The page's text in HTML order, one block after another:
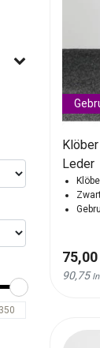
Leder
75,00
90,75